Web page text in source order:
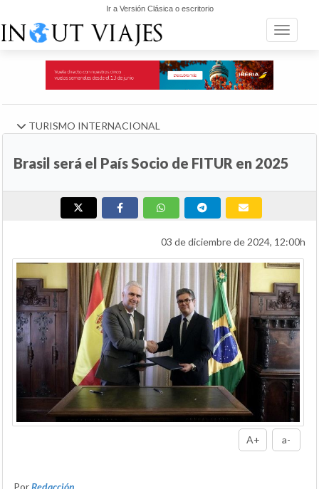
Ir a Versión Clásica o escritorio
Toggle
TURISMO INTERNACIONAL
Brasil será el País Socio de FITUR en 2025
03 de diciembre de 2024, 12:00h
A+ a-